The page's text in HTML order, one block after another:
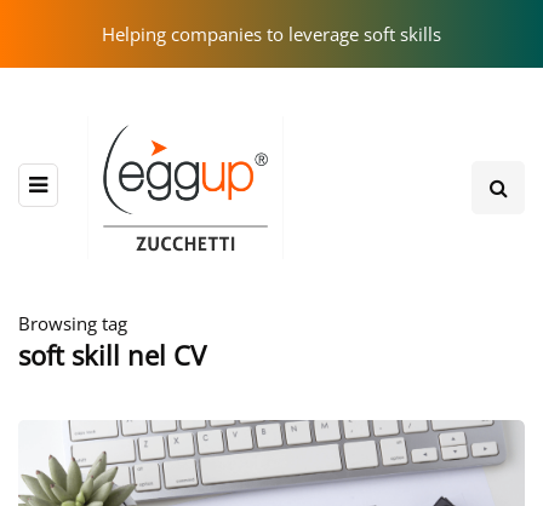
Helping companies to leverage soft skills
Browsing tag
soft skill nel CV